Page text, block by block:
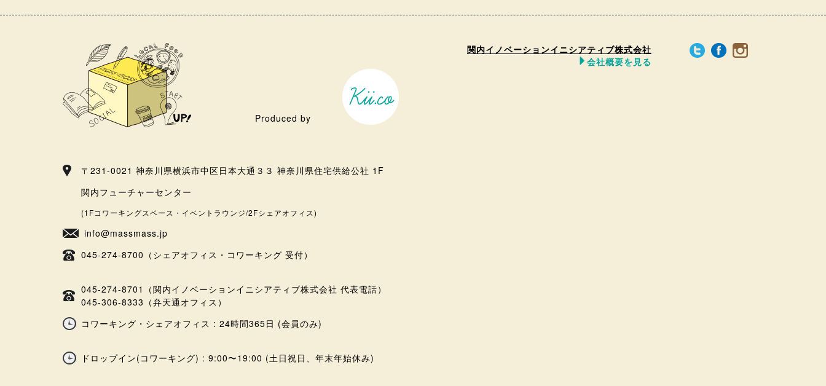
Produced by
関内イノベーションイニシアティブ株式会社
会社概要を見る
〒231-0021 神奈川県横浜市中区日本大通３３ 神奈川県住宅供給公社 1F
関内フューチャーセンター
(1Fコワーキングスペース・イベントラウンジ/2Fシェアオフィス)
info@massmass.jp
045-274-8700（シェアオフィス・コワーキング 受付）
045-274-8701（関内イノベーションイニシアティブ株式会社 代表電話）
045-306-8333（弁天通オフィス）
コワーキング・シェアオフィス : 24時間365日 (会員のみ)
ドロップイン(コワーキング) : 9:00〜19:00 (土日祝日、年末年始休み)